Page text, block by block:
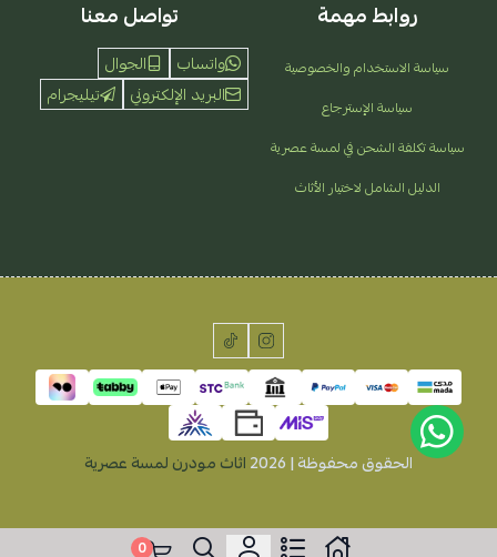
روابط مهمة
سياسة الاستخدام والخصوصية
سياسة الإسترجاع
سياسة تكلفة الشحن في لمسة عصرية
الدليل الشامل لاختيار الأثاث
تواصل معنا
واتساب
الجوال
البريد الإلكتروني
تيليجرام
الحقوق محفوظة | 2026 اثاث مودرن لمسة عصرية
0